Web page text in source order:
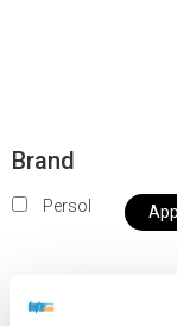
Brand
Persol